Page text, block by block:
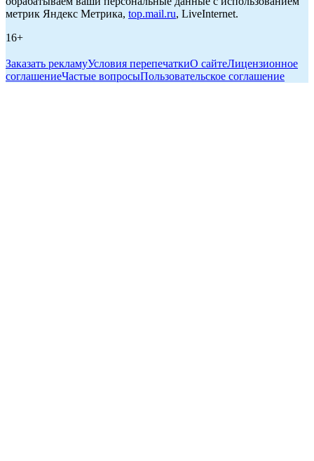
метрик Яндекс Метрика, top.mail.ru, LiveInternet.
16+
Заказать рекламуУсловия перепечаткиО сайтеЛицензионное
соглашениеЧастые вопросыПользовательское соглашение